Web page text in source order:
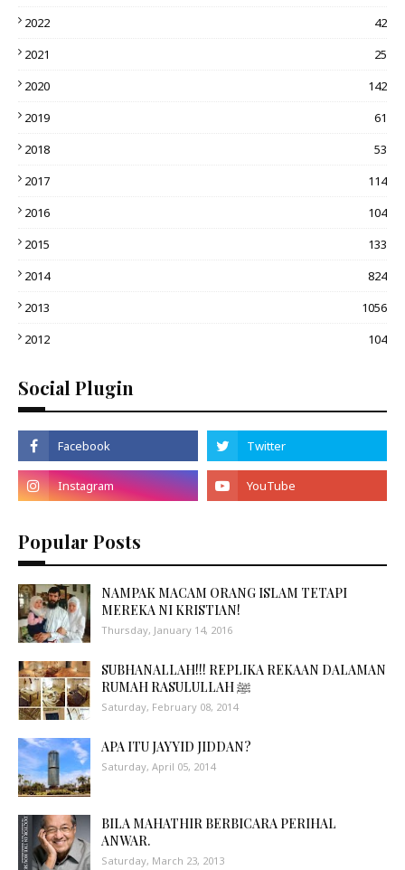
2022
42
2021
25
2020
142
2019
61
2018
53
2017
114
2016
104
2015
133
2014
824
2013
1056
2012
104
Social Plugin
Popular Posts
NAMPAK MACAM ORANG ISLAM TETAPI
MEREKA NI KRISTIAN!
Thursday, January 14, 2016
SUBHANALLAH!!! REPLIKA REKAAN DALAMAN
RUMAH RASULULLAH ﷺ
Saturday, February 08, 2014
APA ITU JAYYID JIDDAN?
Saturday, April 05, 2014
BILA MAHATHIR BERBICARA PERIHAL
ANWAR.
Saturday, March 23, 2013